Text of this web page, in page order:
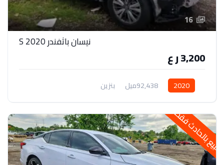
16
نيسان باثفندر 2020 S
3,200 ر ع
2020 92,438ميل بنزين
بالحادث فقط